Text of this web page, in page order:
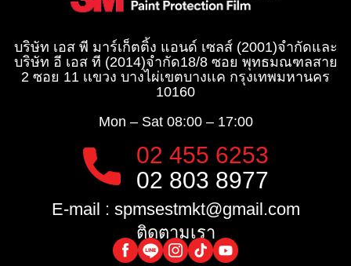
บริษัท เอส พี มาร์เก็ตติ้ง แอนด์ เซลส์ (2001)จำกัดและ
บริษัท อี เอส ที (2014)จำกัด​18/8 ซอย พุทธมณฑลสาย
2 ซอย 11 เเขวง บางไผ่เขตบางเเค กรุงเทพมหานคร
10160
Mon – Sat 08:00 – 17:00
02 455 6253
02 803 8977
E-mail : spmsestmkt@gmail.com
ติดตามเรา